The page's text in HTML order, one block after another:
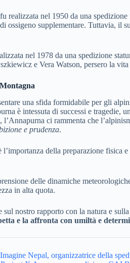
realizzata nel 1950 da una
ossigeno supplementare. Tuttavia, il
nel 1978 da una spedizione
e Vera Watson, persero la
una sfida formidabile per gli
è intessuta di successi e tragedie,
ci rammenta che
e prudenza.
della preparazione fisica
delle dinamiche
in alta quota.
nostro rapporto con la natura e
e la affronta con umiltà e
Nepal, organizzatrice della